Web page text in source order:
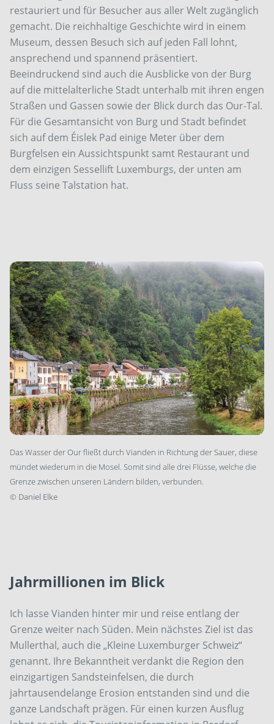
restauriert und für Besucher aus aller Welt zugänglich
gemacht. Die reichhaltige Geschichte wird in einem
Museum, dessen Besuch sich auf jeden Fall lohnt,
ansprechend und spannend präsentiert.
Beeindruckend sind auch die Ausblicke von der Burg
auf die mittelalterliche Stadt unterhalb mit ihren engen
Straßen und Gassen sowie der Blick durch das Our-Tal.
Für die Gesamtansicht von Burg und Stadt befindet
sich auf dem Éislek Pad einige Meter über dem
Burgfelsen ein Aussichtspunkt samt Restaurant und
dem einzigen Sessellift Luxemburgs, der unten am
Fluss seine Talstation hat.
Das Wasser der Our fließt durch Vianden in Richtung der Sauer, diese
mündet wiederum in die Mosel. Somit sind alle drei Flüsse, welche die
Grenze zwischen unseren Ländern bilden, verbunden.
© Daniel Elke
Jahrmillionen im Blick
Ich lasse Vianden hinter mir und reise entlang der
Grenze weiter nach Süden. Mein nächstes Ziel ist das
Mullerthal, auch die „Kleine Luxemburger Schweiz“
genannt. Ihre Bekanntheit verdankt die Region den
einzigartigen Sandsteinfelsen, die durch
jahrtausendelange Erosion entstanden sind und die
ganze Landschaft prägen. Für einen kurzen Ausflug